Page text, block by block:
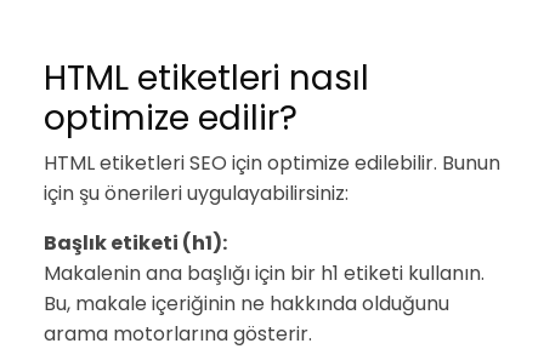
HTML etiketleri nasıl
optimize edilir?
HTML etiketleri SEO için optimize edilebilir. Bunun
için şu önerileri uygulayabilirsiniz:
Başlık etiketi (h1):
Makalenin ana başlığı için bir h1 etiketi kullanın.
Bu, makale içeriğinin ne hakkında olduğunu
arama motorlarına gösterir.